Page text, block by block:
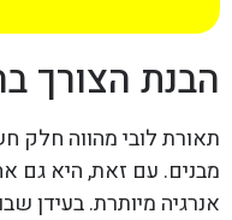
הבנת הצורך
תאורת לובי מהווה חלק
מבנים. עם זאת, היא גם
אנרגיה מיותרת. בעידן